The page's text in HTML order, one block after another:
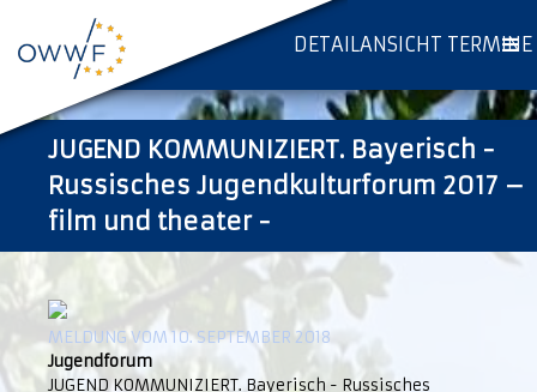
DETAILANSICHT TERMINE
JUGEND KOMMUNIZIERT. Bayerisch -
Russisches Jugendkulturforum 2017 –
film und theater -
MELDUNG VOM 10. SEPTEMBER 2018
Jugendforum
JUGEND KOMMUNIZIERT. Bayerisch - Russisches